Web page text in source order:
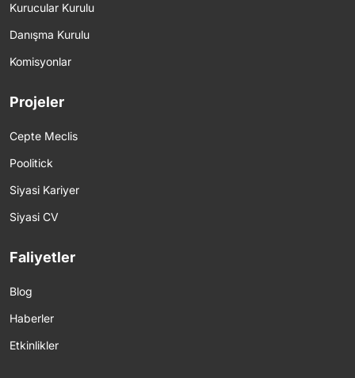
Kurucular Kurulu
Danışma Kurulu
Komisyonlar
Projeler
Cepte Meclis
Poolitick
Siyasi Kariyer
Siyasi CV
Faliyetler
Blog
Haberler
Etkinlikler